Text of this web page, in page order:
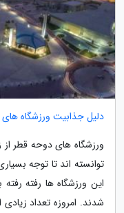
دلیل جذابیت ورزشگاه
توانسته اند تا توجه
این ورزشگاه ها رفته
شدند. امروزه تعداد